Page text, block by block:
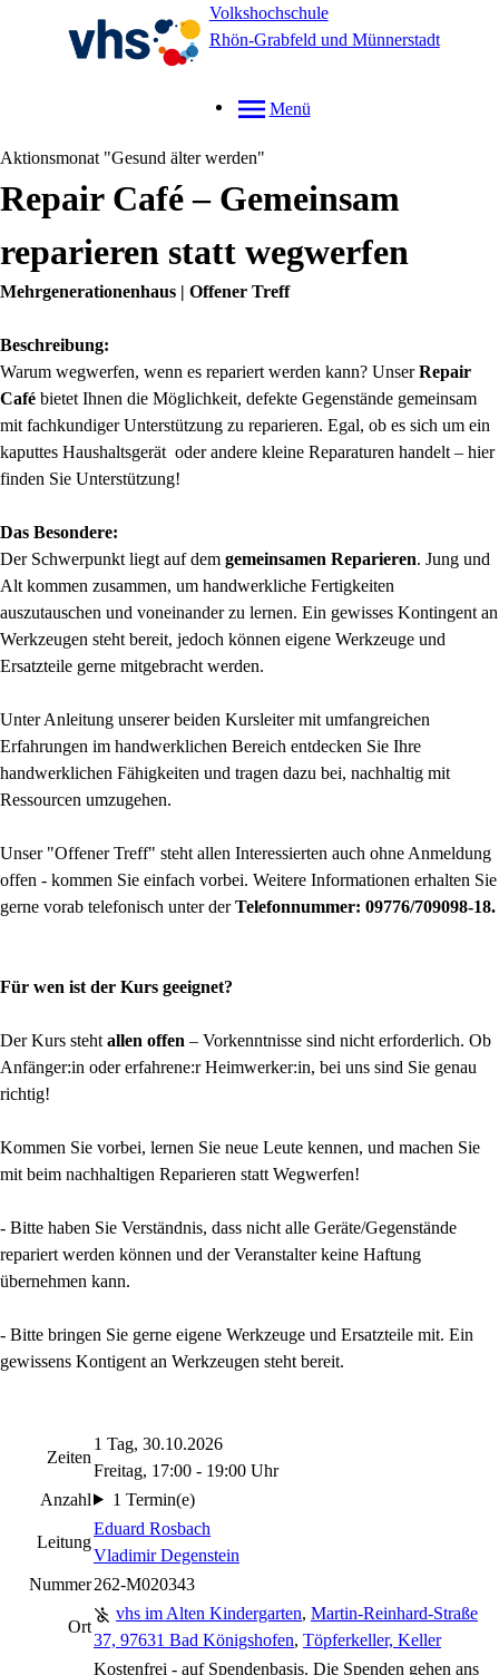
Volkshochschule
Rhön-Grabfeld und Münnerstadt
Menü
Aktionsmonat "Gesund älter werden"
Repair Café – Gemeinsam
reparieren statt wegwerfen
Mehrgenerationenhaus | Offener Treff
Beschreibung:
Warum wegwerfen, wenn es repariert werden kann? UnserRepair
Café bietet Ihnen die Möglichkeit, defekte Gegenstände gemeinsam
mit fachkundiger Unterstützung zu reparieren. Egal, ob es sich um ein
kaputtes Haushaltsgerät oder andere kleine Reparaturen handelt – hier
finden Sie Unterstützung!
Das Besondere:
Der Schwerpunkt liegt auf dem gemeinsamen Reparieren. Jung und
Alt kommen zusammen, um handwerkliche Fertigkeiten
auszutauschen und voneinander zu lernen. Ein gewisses Kontingent an
Werkzeugen steht bereit, jedoch können eigene Werkzeuge und
Ersatzteile gerne mitgebracht werden.
Unter Anleitung unserer beiden Kursleiter mit umfangreichen
Erfahrungen im handwerklichen Bereich entdecken Sie Ihre
handwerklichen Fähigkeiten und tragen dazu bei, nachhaltig mit
Ressourcen umzugehen.
Unser "Offener Treff" steht allen Interessierten auch ohne Anmeldung
offen - kommen Sie einfach vorbei. Weitere Informationen erhalten Sie
gerne vorab telefonisch unter derTelefonnummer: 09776/709098-18.
Für wen ist der Kurs geeignet?
Der Kurs steht allen offen – Vorkenntnisse sind nicht erforderlich. Ob
Anfänger:in oder erfahrene:r Heimwerker:in, bei uns sind Sie genau
richtig!
Kommen Sie vorbei, lernen Sie neue Leute kennen, und machen Sie
mit beim nachhaltigen Reparieren statt Wegwerfen!
- Bitte haben Sie Verständnis, dass nicht alle Geräte/Gegenstände
repariert werden können und der Veranstalter keine Haftung
übernehmen kann.
- Bitte bringen Sie gerne eigene Werkzeuge und Ersatzteile mit. Ein
gewissens Kontigent an Werkzeugen steht bereit.
Zeiten
1 Tag, 30.10.2026
Freitag, 17:00 - 19:00 Uhr
Anzahl
1 Termin(e)
Leitung
Eduard Rosbach
Vladimir Degenstein
Nummer262-M020343
Ort
vhs im Alten Kindergarten, Martin-Reinhard-Straße
37, 97631 Bad Königshofen, Töpferkeller, Keller
Kostenfrei - auf Spendenbasis. Die Spenden gehen ans